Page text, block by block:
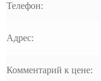
Телефон:
Адрес:
Комментарий к цене: